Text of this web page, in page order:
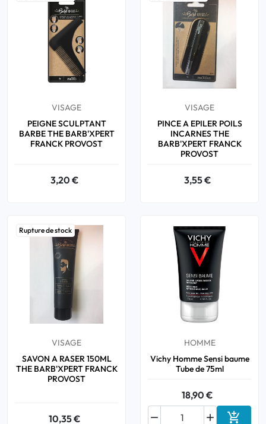
VISAGE
PEIGNE SCULPTANT
BARBE THE BARB'XPERT
FRANCK PROVOST
3,20 €
VISAGE
PINCE A EPILER POILS
INCARNES THE
BARB'XPERT FRANCK
PROVOST
3,55 €
Rupture de stock
VISAGE
SAVON A RASER 150ML
THE BARB'XPERT FRANCK
PROVOST
10,35 €
HOMME
Vichy Homme Sensi baume
Tube de 75ml
18,90 €

 